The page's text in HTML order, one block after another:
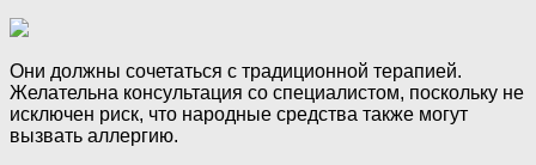
Они должны сочетаться с традиционной терапией.
Желательна консультация со специалистом, поскольку не
исключен риск, что народные средства также могут
вызвать аллергию.